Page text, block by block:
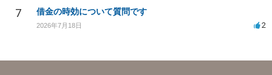
7 借金の時効について質問です
2026年7月18日 2